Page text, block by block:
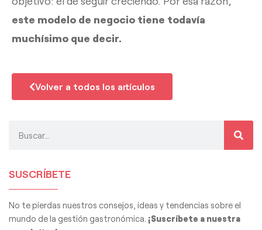
este modelo de negocio tiene todavía
muchísimo que decir.
Volver a todos los artículos
SUSCRÍBETE
No te pierdas nuestros consejos, ideas y tendencias sobre el
mundo de la gestión gastronómica. ¡Suscríbete a nuestra